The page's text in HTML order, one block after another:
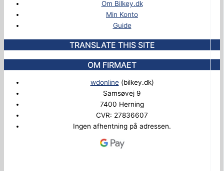
Om Bilkey.dk
Min Konto
Guide
TRANSLATE THIS SITE
OM FIRMAET
wdonline(bilkey.dk)
Samsøvej 9
7400 Herning
CVR: 27836607
Ingen afhentning på adressen.